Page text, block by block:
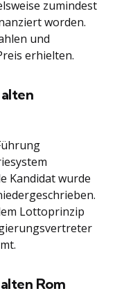
zumindest
worden.
und
erhielten.
Kandidat wurde
Lottoprinzip
Rom